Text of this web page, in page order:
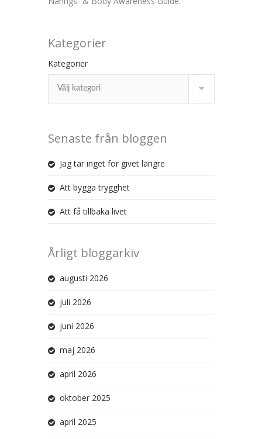
Kategorier
Kategorier
Senaste från bloggen
Jag tar inget för givet längre
Att bygga trygghet
Att få tillbaka livet
Årligt bloggarkiv
augusti 2026
juli 2026
juni 2026
maj 2026
april 2026
oktober 2025
april 2025